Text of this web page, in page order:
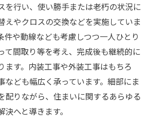
を行い、使い勝手または老朽の状況に
えやクロスの交換などを実施していま
件や動線なども考慮しつつ一人ひとり
て間取り等を考え、完成後も継続的に
ます。内装工事や外装工事はもちろ
なども幅広く承っています。細部にま
配りながら、住まいに関するあらゆる
へと導きます。